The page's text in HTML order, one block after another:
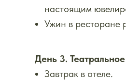
настоящим
Ужин в ресторане
День 3.
Завтрак в отеле.